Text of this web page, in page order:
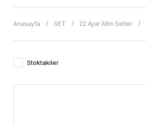
Anasayfa SET 22 Ayar Altın Setler
Stoktakiler